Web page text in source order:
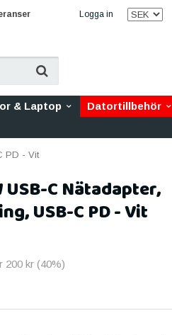
Logga in
& Laptop Datortillbehör
PD - Vit
USB-C Nätadapter,
USB-C PD - Vit
200 kr(40%)